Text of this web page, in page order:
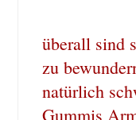
überall sind
zu
natürlich
Gummis